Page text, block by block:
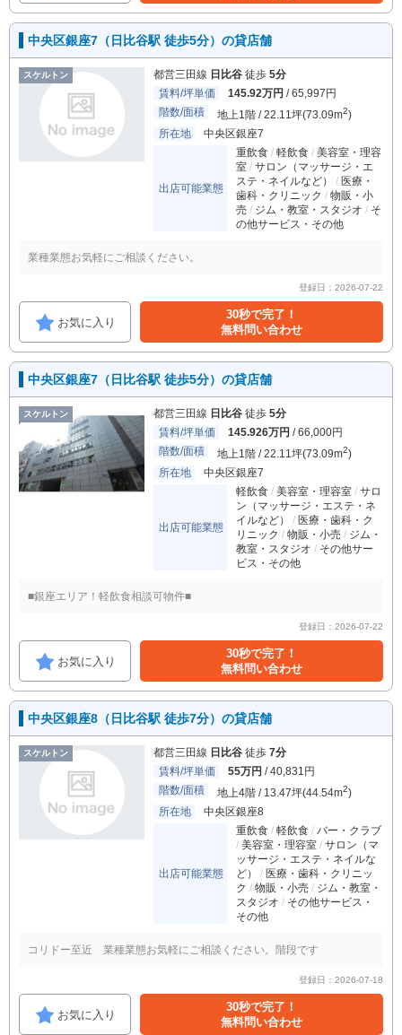
中央区銀座7（日比谷駅 徒歩5分）の貸店舗
スケルトン 都営三田線 日比谷 徒歩 5分
賃料/坪単価
145.92万円 / 65,997円
階数/面積
地上1階 / 22.11坪(73.09m2)
所在地
中央区銀座7
出店可能業態
重飲食 軽飲食
美容室・理容
室
サロン（マッサージ・エ
ステ・ネイルなど）
医療・
歯科・クリニック
物販・小
売
ジム・教室・スタジオ
そ
の他サービス・その他
業種業態お気軽にご相談ください。
登録日：2026-07-22
お気に入り
30秒で完了！
無料問い合わせ
中央区銀座7（日比谷駅 徒歩5分）の貸店舗
スケルトン 都営三田線 日比谷 徒歩 5分
賃料/坪単価
145.926万円 / 66,000円
階数/面積
地上1階 / 22.11坪(73.09m2)
所在地
中央区銀座7
出店可能業態
軽飲食 美容室・理容室
サロ
ン（マッサージ・エステ・ネ
イルなど）
医療・歯科・ク
リニック
物販・小売
ジム・
教室・スタジオ
その他サー
ビス・その他
■銀座エリア！軽飲食相談可物件■
登録日：2026-07-22
お気に入り
30秒で完了！
無料問い合わせ
中央区銀座8（日比谷駅 徒歩7分）の貸店舗
スケルトン 都営三田線 日比谷 徒歩 7分
賃料/坪単価
55万円 / 40,831円
階数/面積
地上4階 / 13.47坪(44.54m2)
所在地
中央区銀座8
出店可能業態
重飲食 軽飲食
バー・クラブ
美容室・理容室
サロン（マ
ッサージ・エステ・ネイルな
ど）
医療・歯科・クリニッ
ク
物販・小売
ジム・教室・
スタジオ
その他サービス・
その他
コリドー至近 業種業態お気軽にご相談ください。階段です
登録日：2026-07-18
お気に入り
30秒で完了！
無料問い合わせ